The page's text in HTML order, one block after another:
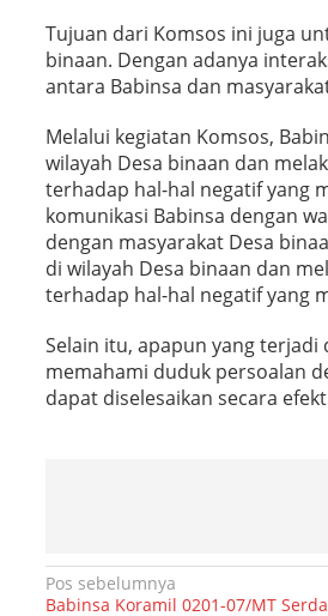
h
m
i
d
n
g
a
n
W
a
r
g
a
e
s
a
r
i
a
Tujuan dari Komsos ini juga
binaan. Dengan adanya
antara Babinsa dan
Melalui kegiatan Komsos,
wilayah Desa binaan dan
terhadap hal-hal negatif yang
komunikasi Babinsa dengan
dengan masyarakat Desa
di wilayah Desa binaan dan
terhadap hal-hal negatif yang
Selain itu, apapun yang terjadi
memahami duduk persoalan
dapat diselesaikan secara
N
Pos sebelumnya
Babinsa Koramil 0201-07/MT